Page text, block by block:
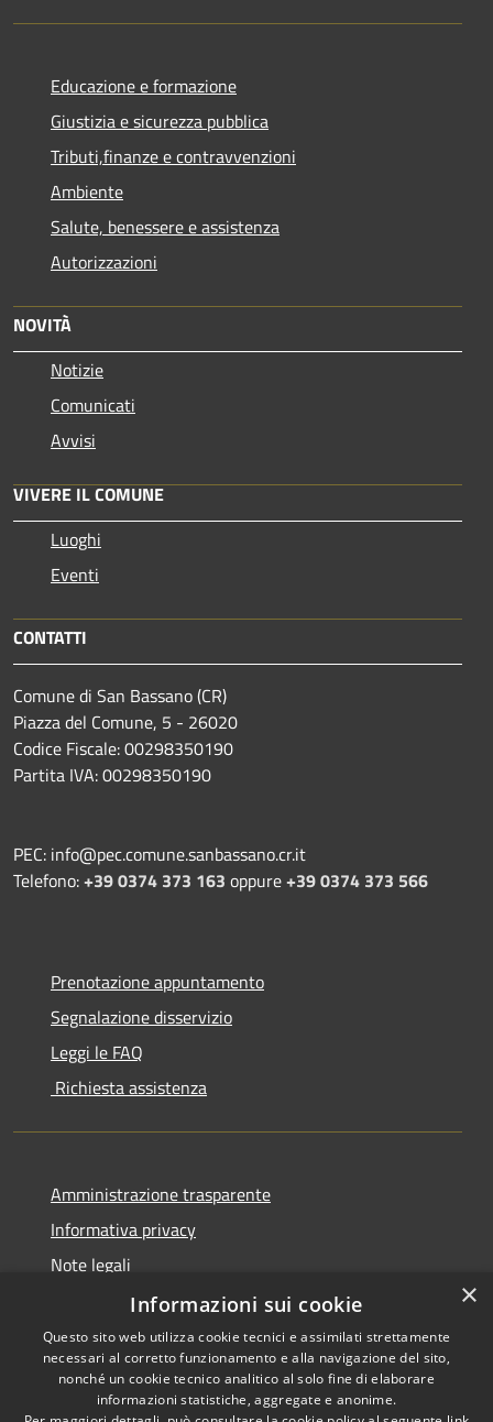
Educazione e formazione
Giustizia e sicurezza pubblica
Tributi,finanze e contravvenzioni
Ambiente
Salute, benessere e assistenza
Autorizzazioni
NOVITÀ
Notizie
Comunicati
Avvisi
VIVERE IL COMUNE
Luoghi
Eventi
CONTATTI
Comune di San Bassano (CR)
Piazza del Comune, 5 - 26020
Codice Fiscale: 00298350190
Partita IVA: 00298350190
PEC: info@pec.comune.sanbassano.cr.it
Telefono:+39 0374 373 163 oppure+39 0374 373 566
Prenotazione appuntamento
Segnalazione disservizio
Leggi le FAQ
Richiesta assistenza
Amministrazione trasparente
Informativa privacy
Note legali
Dichiarazione di accessibilità
RSS Copyright © 2026 • Comune di
×
Informazioni sui cookie
Questo sito web utilizza cookie tecnici e assimilati strettamente
necessari al corretto funzionamento e alla navigazione del sito,
nonché un cookie tecnico analitico al solo fine di elaborare
informazioni statistiche, aggregate e anonime.